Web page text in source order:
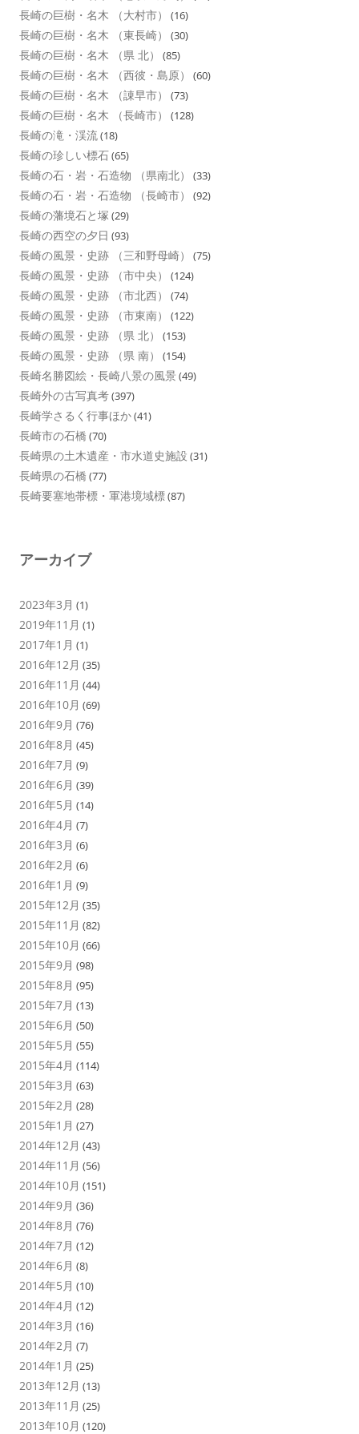
長崎の巨樹・名木 （大村市） (16)
長崎の巨樹・名木 （東長崎） (30)
長崎の巨樹・名木 （県 北） (85)
長崎の巨樹・名木 （西彼・島原） (60)
長崎の巨樹・名木 （諌早市） (73)
長崎の巨樹・名木 （長崎市） (128)
長崎の滝・渓流(18)
長崎の珍しい標石(65)
長崎の石・岩・石造物 （県南北） (33)
長崎の石・岩・石造物 （長崎市） (92)
長崎の藩境石と塚 (29)
長崎の西空の夕日 (93)
長崎の風景・史跡 （三和野母崎） (75)
長崎の風景・史跡 （市中央） (124)
長崎の風景・史跡 （市北西） (74)
長崎の風景・史跡 （市東南） (122)
長崎の風景・史跡 （県 北） (153)
長崎の風景・史跡 （県 南） (154)
長崎名勝図絵・長崎八景の風景 (49)
長崎外の古写真考(397)
長崎学さるく行事ほか(41)
長崎市の石橋 (70)
長崎県の土木遺産・市水道史施設 (31)
長崎県の石橋 (77)
長崎要塞地帯標・軍港境域標(87)
アーカイブ
2023年3月 (1)
2019年11月 (1)
2017年1月 (1)
2016年12月 (35)
2016年11月 (44)
2016年10月 (69)
2016年9月 (76)
2016年8月 (45)
2016年7月 (9)
2016年6月 (39)
2016年5月 (14)
2016年4月 (7)
2016年3月 (6)
2016年2月 (6)
2016年1月 (9)
2015年12月 (35)
2015年11月 (82)
2015年10月 (66)
2015年9月 (98)
2015年8月 (95)
2015年7月 (13)
2015年6月 (50)
2015年5月 (55)
2015年4月 (114)
2015年3月 (63)
2015年2月 (28)
2015年1月 (27)
2014年12月 (43)
2014年11月 (56)
2014年10月 (151)
2014年9月 (36)
2014年8月 (76)
2014年7月 (12)
2014年6月 (8)
2014年5月 (10)
2014年4月 (12)
2014年3月 (16)
2014年2月 (7)
2014年1月 (25)
2013年12月 (13)
2013年11月 (25)
2013年10月 (120)